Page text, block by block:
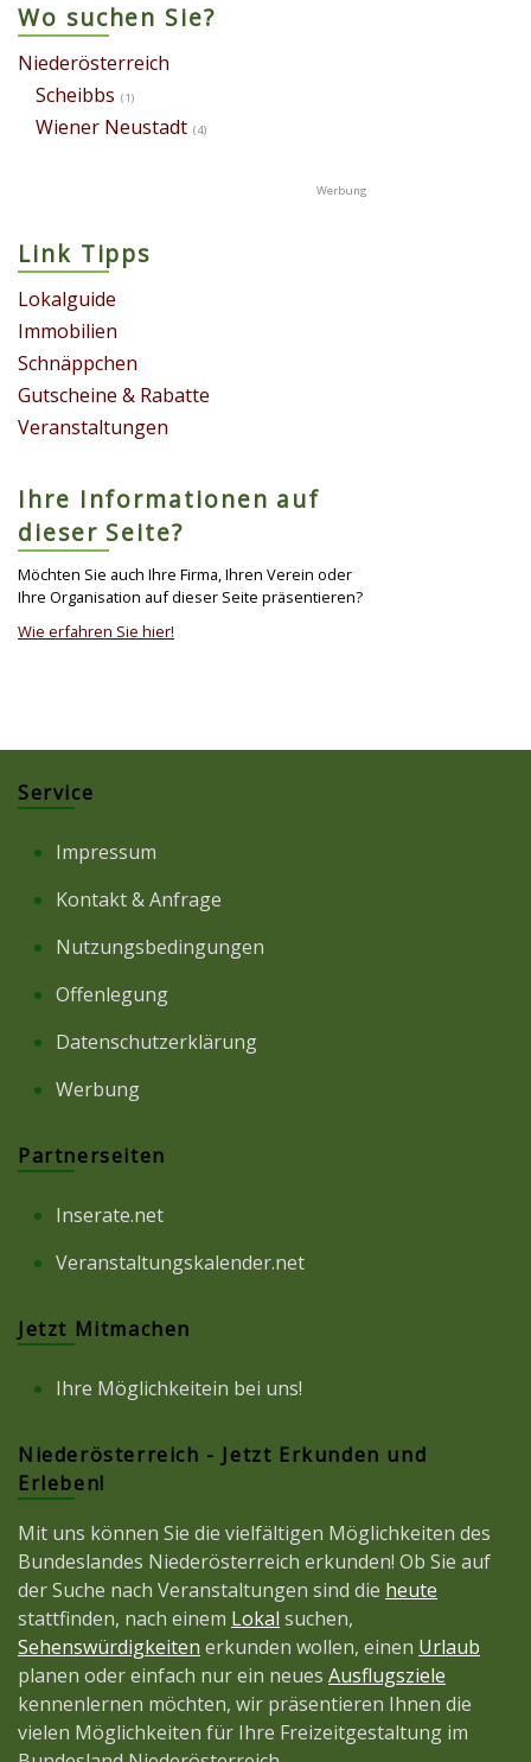
Wo suchen Sie?
Niederösterreich
Scheibbs (1)
Wiener Neustadt (4)
Link Tipps
Lokalguide
Immobilien
Schnäppchen
Gutscheine & Rabatte
Veranstaltungen
Ihre Informationen auf
dieser Seite?
Möchten Sie auch Ihre Firma, Ihren Verein oder
Ihre Organisation auf dieser Seite präsentieren?
Wie erfahren Sie hier!
Service
Impressum
Kontakt & Anfrage
Nutzungsbedingungen
Offenlegung
Datenschutzerklärung
Werbung
Partnerseiten
Inserate.net
Veranstaltungskalender.net
Jetzt Mitmachen
Ihre Möglichkeitein bei uns!
Niederösterreich - Jetzt Erkunden und
Erleben!
Mit uns können Sie die vielfältigen Möglichkeiten des
Bundeslandes Niederösterreich erkunden! Ob Sie auf
der Suche nach Veranstaltungen sind die heute
stattfinden, nach einem Lokal suchen,
Sehenswürdigkeiten erkunden wollen, einen Urlaub
planen oder einfach nur ein neues Ausflugsziele
kennenlernen möchten, wir präsentieren Ihnen die
vielen Möglichkeiten für Ihre Freizeitgestaltung im